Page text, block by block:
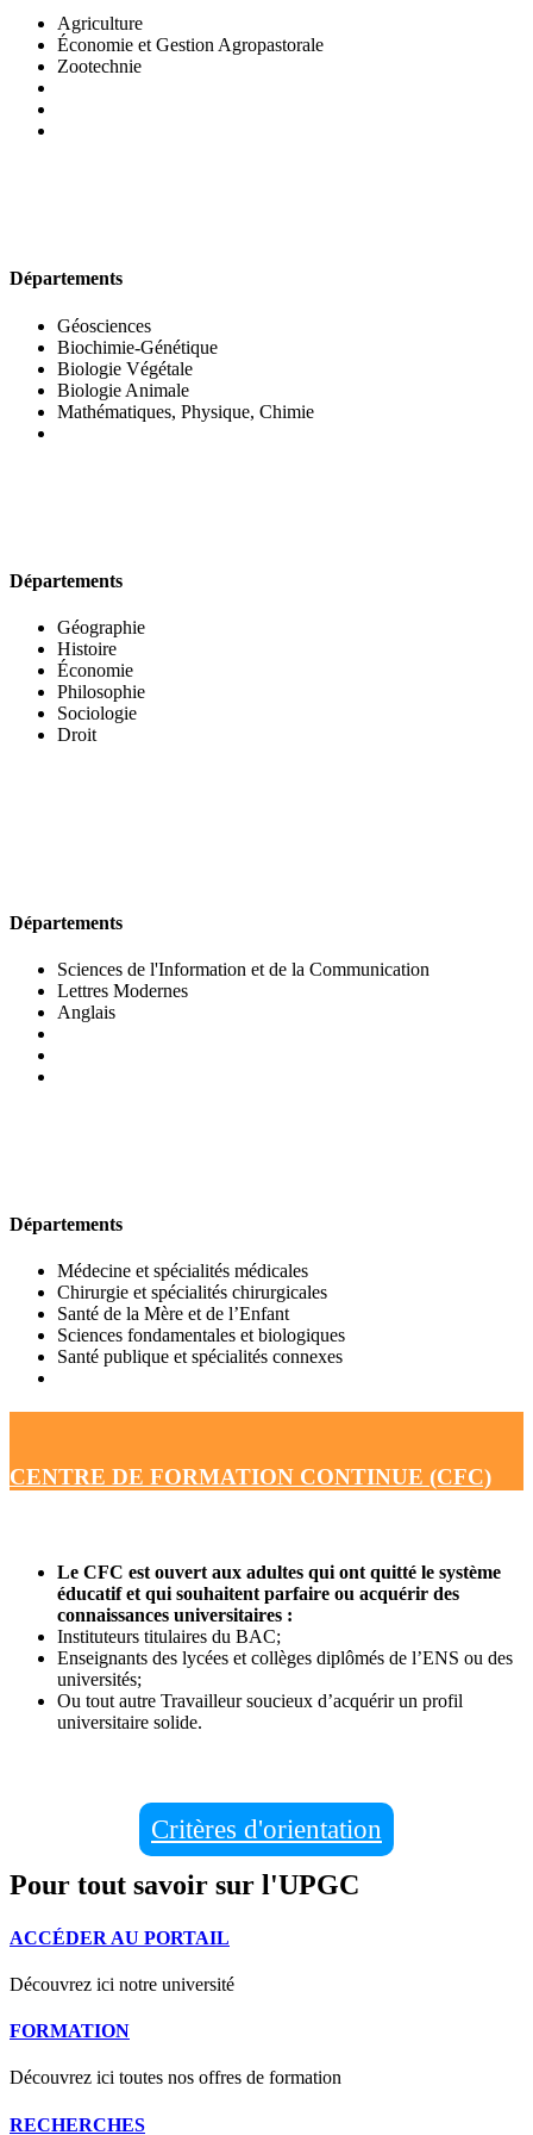
Agriculture
Économie et Gestion Agropastorale
Zootechnie
Départements
Géosciences
Biochimie-Génétique
Biologie Végétale
Biologie Animale
Mathématiques, Physique, Chimie
Départements
Géographie
Histoire
Économie
Philosophie
Sociologie
Droit
Départements
Sciences de l'Information et de la Communication
Lettres Modernes
Anglais
Départements
Médecine et spécialités médicales
Chirurgie et spécialités chirurgicales
Santé de la Mère et de l’Enfant
Sciences fondamentales et biologiques
Santé publique et spécialités connexes
CENTRE DE FORMATION CONTINUE (CFC)
Le CFC est ouvert aux adultes qui ont quitté le système
éducatif et qui souhaitent parfaire ou acquérir des
connaissances universitaires :
Instituteurs titulaires du BAC;
Enseignants des lycées et collèges diplômés de l’ENS ou des
universités;
Ou tout autre Travailleur soucieux d’acquérir un profil
universitaire solide.
Critères d'orientation
Pour tout savoir sur l'UPGC
ACCÉDER AU PORTAIL
Découvrez ici notre université
FORMATION
Découvrez ici toutes nos offres de formation
RECHERCHES